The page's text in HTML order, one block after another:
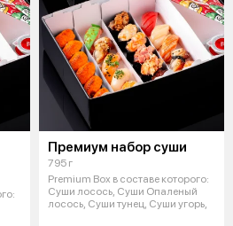
Премиум набор суши
795 г
Premium Box в составе которого:
Суши лосось, Суши Опаленый
лосось, Суши тунец, Суши угорь,